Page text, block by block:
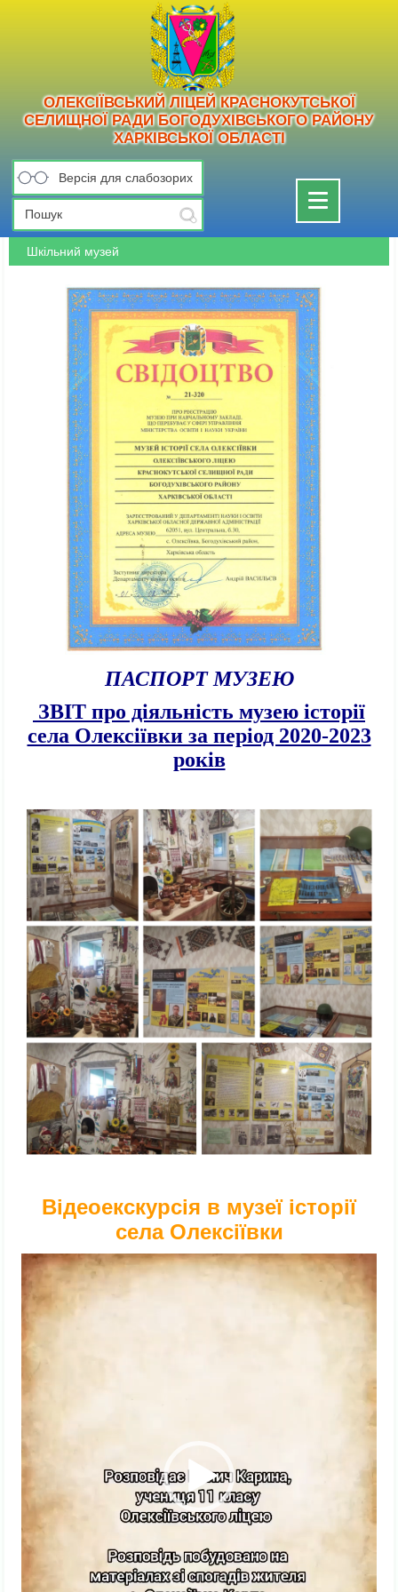
ОЛЕКСІЇВСЬКИЙ ЛІЦЕЙ КРАСНОКУТСЬКОЇ
СЕЛИЩНОЇ РАДИ БОГОДУХІВСЬКОГО РАЙОНУ
ХАРКІВСЬКОЇ ОБЛАСТІ
Версія для слабозорих
Toggle
navigation
Шкільний музей
ПАСПОРТ МУЗЕЮ
ЗВІТ про діяльність музею історії
села Олексіївки за період 2020-2023
років
Відеоекскурсія в музеї історії
села Олексіївки
Відеопрогравач